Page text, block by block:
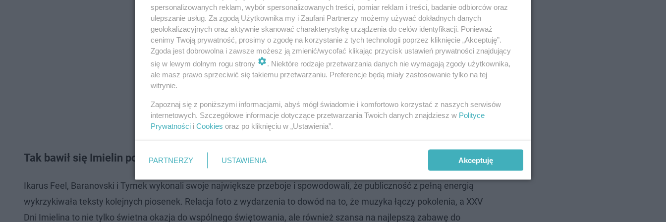
Tak bawił się Imielin podczas ESKA Music Tour
Ikarus Feel, Baranovski i Tymek wykonali swoje największe przeboje i spowodowali, że publiczność z pełną energią
wykrzykiwała teksty kolejnych piosenek. Relacja foto z wydarzenia to dowód na to, że muzyka łączy pokolenia, a XXV
Dni Imielina to nie tylko świetna okazja do wspólnego świętowania, ale również szansa na najlepszą zabawę do
spersonalizowanych reklam, wybór spersonalizowanych treści, pomiar reklam i treści, badanie odbiorców oraz
ulepszanie usług. Za zgodą Użytkownika my i Zaufani Partnerzy możemy używać dokładnych danych
geolokalizacyjnych oraz aktywnie skanować charakterystykę urządzenia do celów identyfikacji. Ponieważ
cenimy Twoją prywatność, prosimy o zgodę na korzystanie z tych technologii poprzez kliknięcie „Akceptuję”.
Zgoda jest dobrowolna i zawsze możesz ją zmienić/wycofać klikając przycisk ustawień prywatności znajdujący
się w lewym dolnym rogu strony
. Niektóre rodzaje przetwarzania danych nie wymagają zgody użytkownika,
ale masz prawo sprzeciwić się takiemu przetwarzaniu. Preferencje będą miały zastosowanie tylko na tej
witrynie.
Zapoznaj się z poniższymi informacjami, abyś mógł świadomie i komfortowo korzystać z naszych serwisów
internetowych. Szczegółowe informacje dotyczące przetwarzania Twoich danych znajdziesz w Polityce
Prywatności i Cookies oraz po kliknięciu w „Ustawienia”.
PARTNERZY USTAWIENIA Akceptuję